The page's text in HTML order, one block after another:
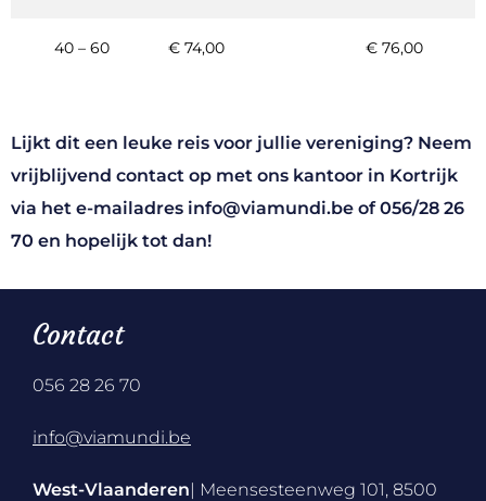
40 – 60 € 74,00 € 76,00
Lijkt dit een leuke reis voor jullie vereniging? Neem
vrijblijvend contact op met ons kantoor in Kortrijk
via het e-mailadres info@viamundi.be of056/28 26
70 en hopelijk tot dan!
Contact
056 28 26 70
info@viamundi.be
West-Vlaanderen| Meensesteenweg 101, 8500